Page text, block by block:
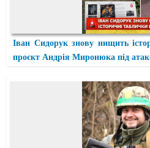
Іван Сидорук знову нищить
проєкт Андрія Миронюка під